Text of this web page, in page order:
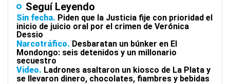
Seguí Leyendo
Sin fecha Piden que la Justicia fije con prioridad el
inicio de juicio oral por el crimen de Verónica
Dessio
Narcotráfico Desbaratan un búnker en El
Mondongo: seis detenidos y un millonario
secuestro
Video Ladrones asaltaron un kiosco de La Plata y
se llevaron dinero, chocolates, fiambres y bebidas